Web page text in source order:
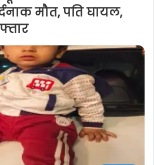
मौत, पति घायल,